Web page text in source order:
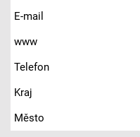
E-mail
www
Telefon
Kraj
Město